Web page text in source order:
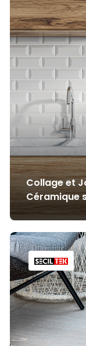
Collage et
Céramique